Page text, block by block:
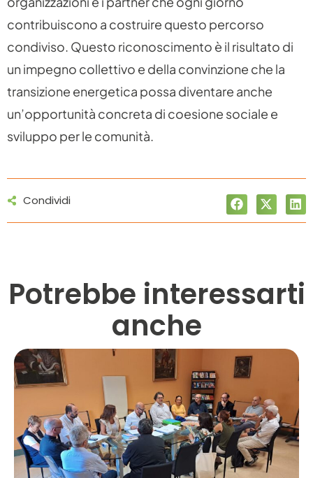
contribuiscono a costruire questo percorso
condiviso. Questo riconoscimento è il risultato di
un impegno collettivo e della convinzione che la
transizione energetica possa diventare anche
un’opportunità concreta di coesione sociale e
sviluppo per le comunità.
Condividi
Potrebbe interessarti
anche